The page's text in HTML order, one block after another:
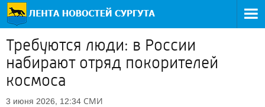
Требуются люди: в России
набирают отряд покорителей
космоса
3 июня 2026, 12:34 СМИ